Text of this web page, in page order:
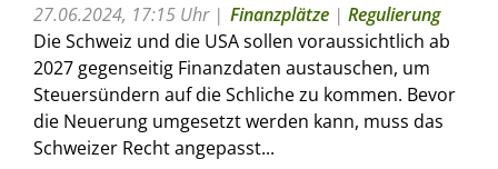
27.06.2024, 17:15 Uhr Finanzplätze | Regulierung
Die Schweiz und die USA sollen voraussichtlich ab
2027 gegenseitig Finanzdaten austauschen, um
Steuersündern auf die Schliche zu kommen. Bevor
die Neuerung umgesetzt werden kann, muss das
Schweizer Recht angepasst...